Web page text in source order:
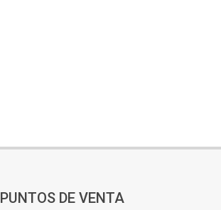
PUNTOS DE VENTA